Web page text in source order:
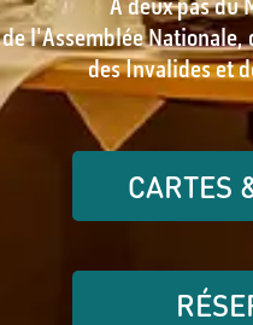
À deux pas du
de l'Assemblée Nationale,
des Invalides et
CARTES